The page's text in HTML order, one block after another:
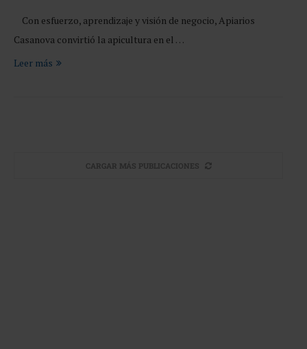
Con esfuerzo, aprendizaje y visión de negocio, Apiarios
Casanova convirtió la apicultura en el …
Leer más
CARGAR MÁS PUBLICACIONES